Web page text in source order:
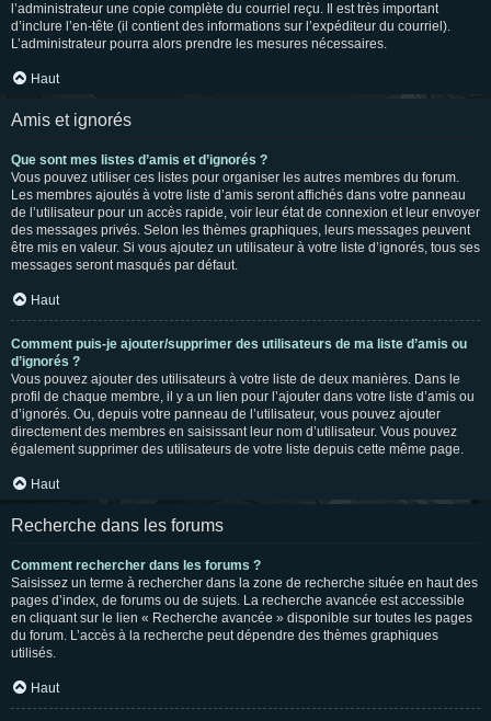
l’administrateur une copie complète du courriel reçu. Il est très important
d’inclure l’en-tête (il contient des informations sur l’expéditeur du courriel).
L’administrateur pourra alors prendre les mesures nécessaires.
Haut
Amis et ignorés
Que sont mes listes d’amis et d’ignorés ?
Vous pouvez utiliser ces listes pour organiser les autres membres du forum.
Les membres ajoutés à votre liste d’amis seront affichés dans votre panneau
de l’utilisateur pour un accès rapide, voir leur état de connexion et leur envoyer
des messages privés. Selon les thèmes graphiques, leurs messages peuvent
être mis en valeur. Si vous ajoutez un utilisateur à votre liste d’ignorés, tous ses
messages seront masqués par défaut.
Haut
Comment puis-je ajouter/supprimer des utilisateurs de ma liste d’amis ou
d’ignorés ?
Vous pouvez ajouter des utilisateurs à votre liste de deux manières. Dans le
profil de chaque membre, il y a un lien pour l’ajouter dans votre liste d’amis ou
d’ignorés. Ou, depuis votre panneau de l’utilisateur, vous pouvez ajouter
directement des membres en saisissant leur nom d’utilisateur. Vous pouvez
également supprimer des utilisateurs de votre liste depuis cette même page.
Haut
Recherche dans les forums
Comment rechercher dans les forums ?
Saisissez un terme à rechercher dans la zone de recherche située en haut des
pages d’index, de forums ou de sujets. La recherche avancée est accessible
en cliquant sur le lien « Recherche avancée » disponible sur toutes les pages
du forum. L’accès à la recherche peut dépendre des thèmes graphiques
utilisés.
Haut